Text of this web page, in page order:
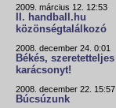
2009. március 12. 12:53
II. handball.hu
közönségtalálkozó
2008. december 24. 0:01
Békés, szeretetteljes
karácsonyt!
2008. december 22. 15:57
Búcsúzunk